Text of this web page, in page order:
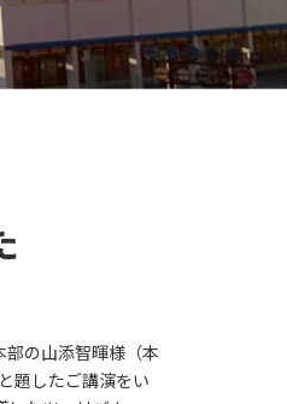
の山添智暉様（本
題したご講演をい